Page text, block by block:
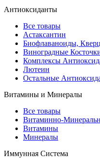
Антиоксиданты
Все товары
Астаксантин
Биофлаваноиды,
Виноградные
Комплексы
Лютеин
Остальные
Витамины и Минералы
Все товары
Витаминно-
Витамины
Минералы
Иммунная Система